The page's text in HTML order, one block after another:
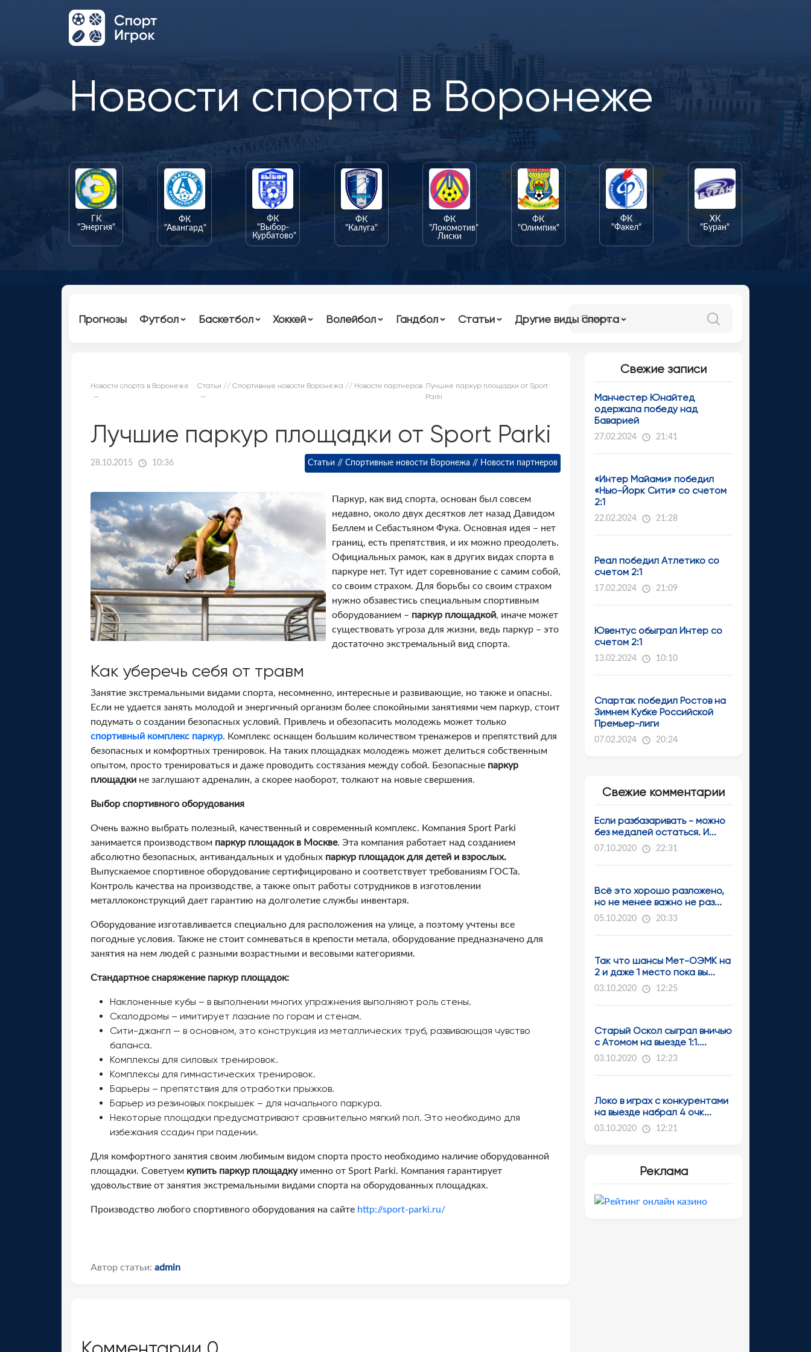
Новости спорта в Воронеже
ГК
"Энергия"
ФК
"Авангард"
ФК
"Выбор-
Курбатово"
ФК
"Калуга"
ФК
"Локомотив"
Лиски
ФК
"Олимпик"
ФК
"Факел"
ХК
"Буран"
Прогнозы Футбол Баскетбол Хоккей Волейбол Гандбол Статьи Другие виды спорта
Новости спорта в Воронеже Статьи // Спортивные новости Воронежа // Новости партнеров Лучшие паркур площадки от Sport
Parki
Лучшие паркур площадки от Sport Parki
28.10.2015 10:36 Статьи // Спортивные новости Воронежа // Новости партнеров
Паркур, как вид спорта, основан был совсем
недавно, около двух десятков лет назад Давидом
Беллем и Себастьяном Фука. Основная идея – нет
границ, есть препятствия, и их можно преодолеть.
Официальных рамок, как в других видах спорта в
паркуре нет. Тут идет соревнование с самим собой,
со своим страхом. Для борьбы со своим страхом
нужно обзавестись специальным спортивным
оборудованием – паркур площадкой, иначе может
существовать угроза для жизни, ведь паркур – это
достаточно экстремальный вид спорта.
Как уберечь себя от травм
Занятие экстремальными видами спорта, несомненно, интересные и развивающие, но также и опасны.
Если не удается занять молодой и энергичный организм более спокойными занятиями чем паркур, стоит
подумать о создании безопасных условий. Привлечь и обезопасить молодежь может только
спортивный комплекс паркур. Комплекс оснащен большим количеством тренажеров и препятствий для
безопасных и комфортных тренировок. На таких площадках молодежь может делиться собственным
опытом, просто тренироваться и даже проводить состязания между собой. Безопасные паркур
площадки не заглушают адреналин, а скорее наоборот, толкают на новые свершения.
Выбор спортивного оборудования
Очень важно выбрать полезный, качественный и современный комплекс. Компания Sport Parki
занимается производством паркур площадок в Москве. Эта компания работает над созданием
абсолютно безопасных, антивандальных и удобных паркур площадок для детей и взрослых.
Выпускаемое спортивное оборудование сертифицировано и соответствует требованиям ГОСТа.
Контроль качества на производстве, а также опыт работы сотрудников в изготовлении
металлоконструкций дает гарантию на долголетие службы инвентаря.
Оборудование изготавливается специально для расположения на улице, а поэтому учтены все
погодные условия. Также не стоит сомневаться в крепости метала, оборудование предназначено для
занятия на нем людей с разными возрастными и весовыми категориями.
Стандартное снаряжение паркур площадок:
Наклоненные кубы – в выполнении многих упражнения выполняют роль стены.
Скалодромы – имитирует лазание по горам и стенам.
Сити-джангл — в основном, это конструкция из металлических труб, развивающая чувство
баланса.
Комплексы для силовых тренировок.
Комплексы для гимнастических тренировок.
Барьеры – препятствия для отработки прыжков.
Барьер из резиновых покрышек – для начального паркура.
Некоторые площадки предусматривают сравнительно мягкий пол. Это необходимо для
избежания ссадин при падении.
Для комфортного занятия своим любимым видом спорта просто необходимо наличие оборудованной
площадки. Советуем купить паркур площадкуименно от Sport Parki. Компания гарантирует
удовольствие от занятия экстремальными видами спорта на оборудованных площадках.
Производство любого спортивного оборудования на сайте http://sport-parki.ru/
Автор статьи: admin
Свежие записи
Манчестер Юнайтед
одержала победу над
Баварией
27.02.2024 21:41
«Интер Майами» победил
«Нью-Йорк Сити» со счетом
2:1
22.02.2024 21:28
Реал победил Атлетико со
счетом 2:1
17.02.2024 21:09
Ювентус обыграл Интер со
счетом 2:1
13.02.2024 10:10
Спартак победил Ростов на
Зимнем Кубке Российской
Премьер-лиги
07.02.2024 20:24
Свежие комментарии
Если разбазаривать - можно
без медалей остаться. И...
07.10.2020 22:31
Всё это хорошо разложено,
но не менее важно не раз...
05.10.2020 20:33
Так что шансы Мет-ОЭМК на
2 и даже 1 место пока вы...
03.10.2020 12:25
Старый Оскол сыграл вничью
с Атомом на выезде 1:1....
03.10.2020 12:23
Локо в играх с конкурентами
на выезде набрал 4 очк...
03.10.2020 12:21
Реклама